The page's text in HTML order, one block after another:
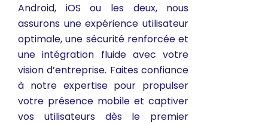
Android, iOS ou les deux, nous
assurons une expérience utilisateur
optimale, une sécurité renforcée et
une intégration fluide avec votre
vision d’entreprise. Faites confiance
à notre expertise pour propulser
votre présence mobile et captiver
vos utilisateurs dès le premier